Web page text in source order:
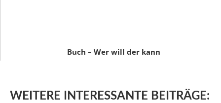
Buch – Wer will der kann
WEITERE INTERESSANTE BEITRÄGE: